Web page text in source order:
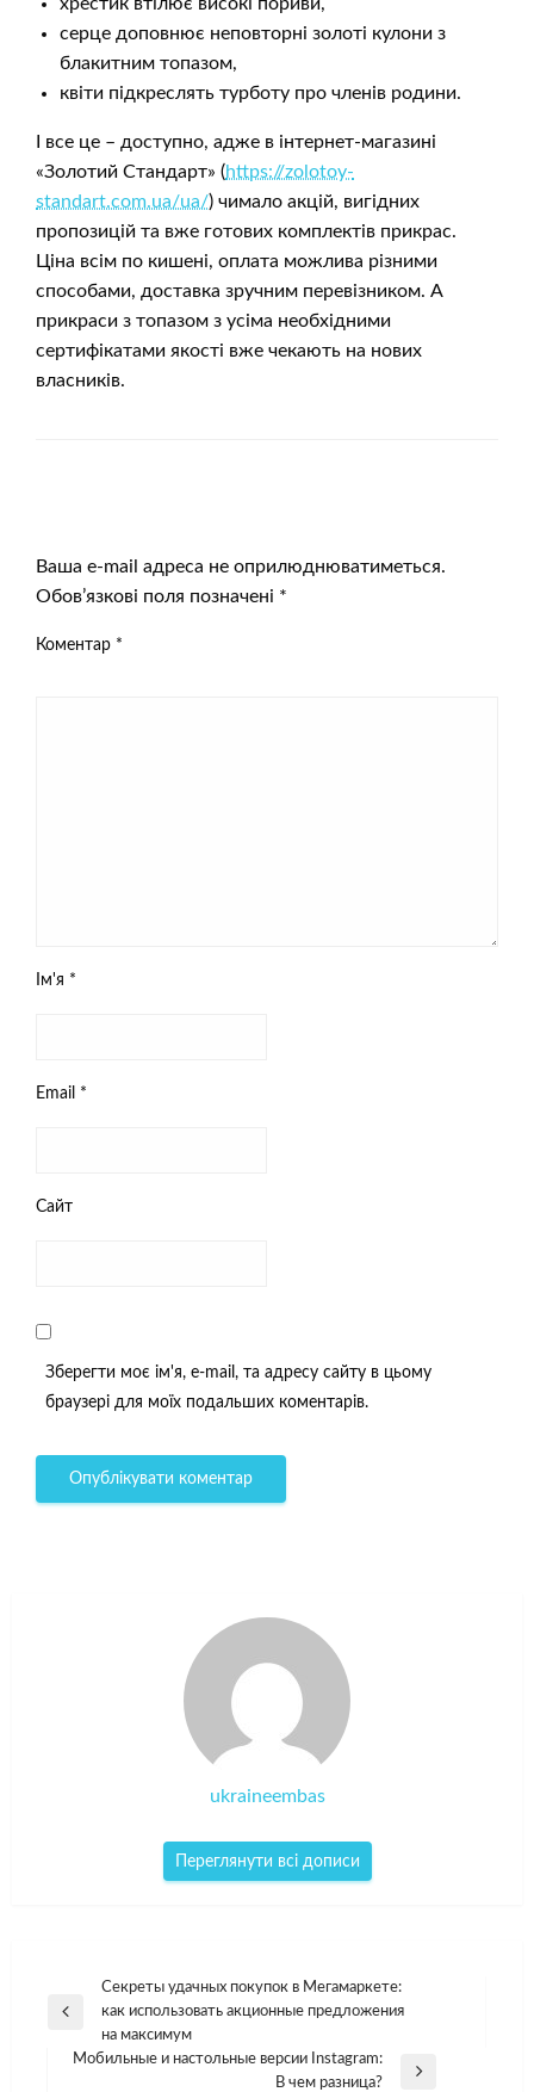
серце доповнює неповторні золоті кулони з
блакитним топазом,
квіти підкреслять турботу про членів родини.
І все це – доступно, адже в інтернет-магазині
«Золотий Стандарт» (https://zolotoy-
standart.com.ua/ua/) чимало акцій, вигідних
пропозицій та вже готових комплектів прикрас.
Ціна всім по кишені, оплата можлива різними
способами, доставка зручним перевізником. А
прикраси з топазом з усіма необхідними
сертифікатами якості вже чекають на нових
власників.
Ваша e-mail адреса не оприлюднюватиметься.
Обов’язкові поля позначені *
Коментар *
Ім'я *
Email *
Сайт
Зберегти моє ім'я, e-mail, та адресу сайту в цьому
браузері для моїх подальших коментарів.
ukraineembas
Переглянути всі дописи
Навігація
записів
Попередній
Секреты удачных покупок в Мегамаркете:
как использовать акционные предложения
на максимум
Мобильные и настольные версии Instagram:
В чем разница?